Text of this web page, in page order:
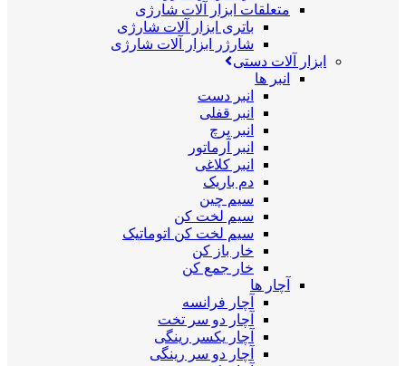
متعلقات ابزار آلات شارژی
باتری ابزار آلات شارژی
شارژر ابزار آلات شارژی
ابزار آلات دستی
انبر ها
انبر دست
انبر قفلی
انبر پرچ
انبر آرماتور
انبر کلاغی
دم باریک
سیم چین
سیم لخت کن
سیم لخت کن اتوماتیک
خار باز کن
خار جمع کن
آچار ها
آچار فرانسه
آچار دو سر تخت
آچار یکسر رینگی
آچار دو سر رینگی